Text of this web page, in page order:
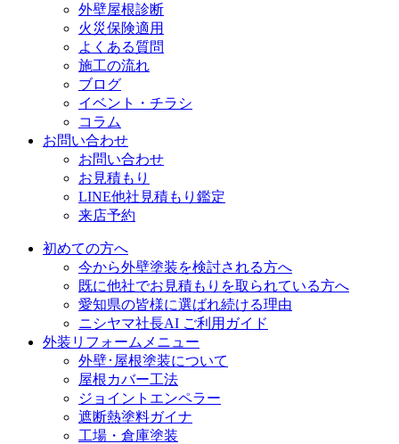
外壁屋根診断
火災保険適用
よくある質問
施工の流れ
ブログ
イベント・チラシ
コラム
お問い合わせ
お問い合わせ
お見積もり
LINE他社見積もり鑑定
来店予約
初めての方へ
今から外壁塗装を検討される方へ
既に他社でお見積もりを取られている方へ
愛知県の皆様に選ばれ続ける理由
ニシヤマ社長AI ご利用ガイド
外装リフォームメニュー
外壁･屋根塗装について
屋根カバー工法
ジョイントエンペラー
遮断熱塗料ガイナ
工場・倉庫塗装